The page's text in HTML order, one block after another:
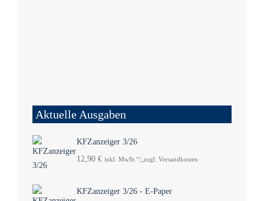
Aktuelle Ausgaben
KFZanzeiger 3/26
12,90 € inkl. MwSt.“/„zzgl. Versandkosten
KFZanzeiger 3/26 - E-Paper